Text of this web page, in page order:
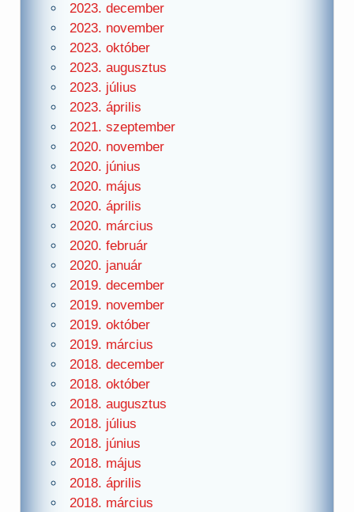
2023. december
2023. november
2023. október
2023. augusztus
2023. július
2023. április
2021. szeptember
2020. november
2020. június
2020. május
2020. április
2020. március
2020. február
2020. január
2019. december
2019. november
2019. október
2019. március
2018. december
2018. október
2018. augusztus
2018. július
2018. június
2018. május
2018. április
2018. március